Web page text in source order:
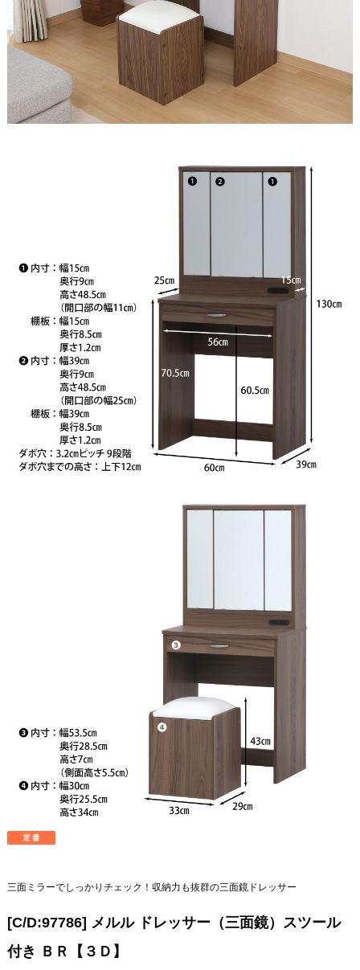
三面ミラーでしっかりチェック！収納力も抜群の三面鏡ドレッサー
[C/D:97786] メルル ドレッサー（三面鏡）スツール
付き ＢＲ【３Ｄ】